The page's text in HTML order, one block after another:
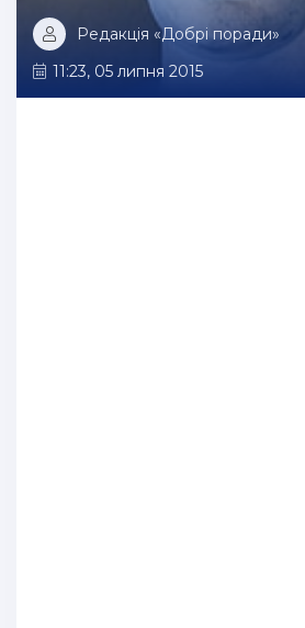
Редакція «Добрі поради»
11:23, 05 липня 2015